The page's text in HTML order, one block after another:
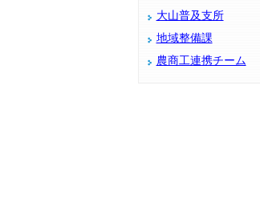
大山普及支所
地域整備課
農商工連携チーム